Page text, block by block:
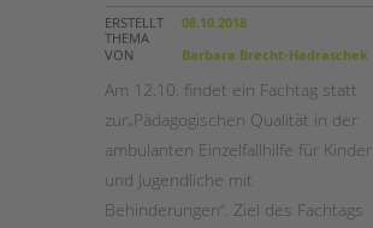
ERSTELLT
08.10.2018
THEMA
VON
Barbara Brecht-Hadraschek
Am 12.10. findet ein Fachtag statt
zur„Pädagogischen Qualität in der
ambulanten Einzelfallhilfe für Kinder
und Jugendliche mit
Behinderungen“. Ziel des Fachtags